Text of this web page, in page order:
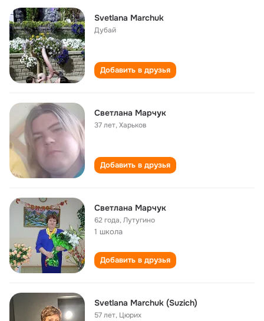
Svetlana Marchuk
Дубай
Добавить в друзья
Светлана Марчук
37 лет,Харьков
Добавить в друзья
Светлана Марчук
62 года,Лутугино
1 школа
Добавить в друзья
Svetlana Marchuk (Suzich)
57 лет, Цюрих